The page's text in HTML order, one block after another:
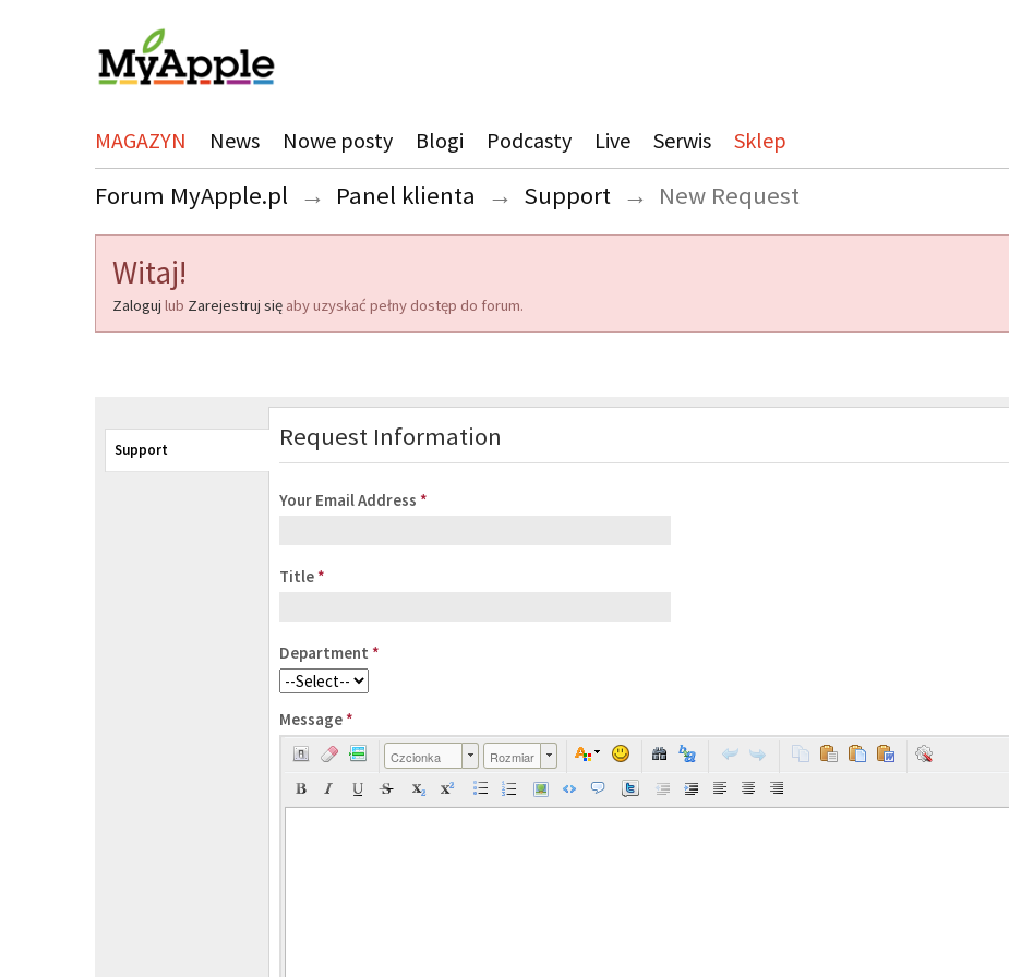
MAGAZYN News Nowe posty Blogi Podcasty Live Serwis Sklep
Forum MyApple.pl → Panel klienta → Support → New Request
Witaj!
Zaloguj lub Zarejestruj się aby uzyskać pełny dostęp do forum.
Support Request Information
Your Email Address *
Title *
Department *
Message *
Czcionka Rozmiar